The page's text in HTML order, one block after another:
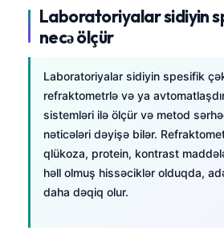
Laboratoriyalar sidiyin
necə ölçür
Laboratoriyalar sidiyin spesifik
refraktometrlə və ya
sistemləri ilə ölçür və metod
nəticələri dəyişə bilər.
qlükoza, protein, kontrast
həll olmuş hissəciklər olduqda,
daha dəqiq olur.